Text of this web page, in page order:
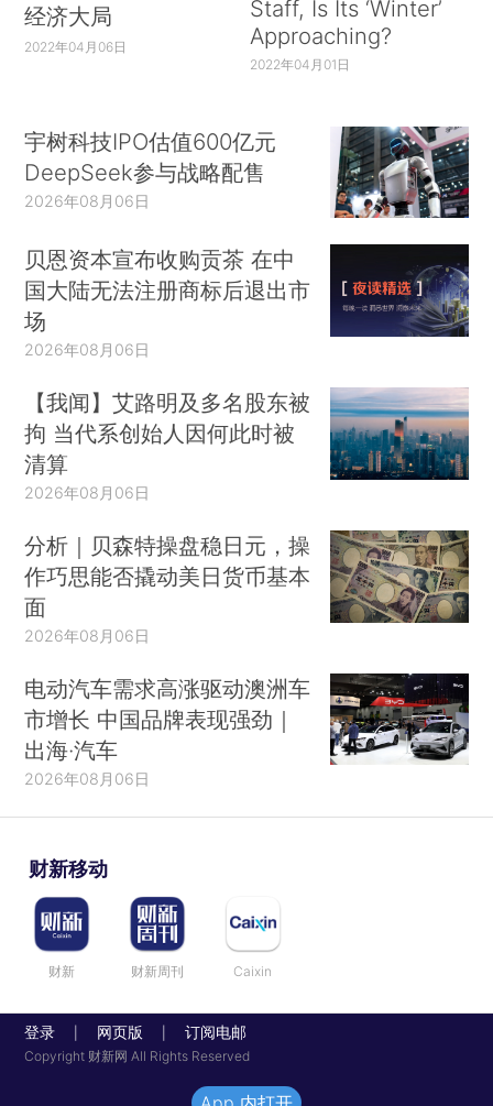
经济大局
2022年04月06日
Staff, Is Its ‘Winter’
Approaching?
2022年04月01日
宇树科技IPO估值600亿元
DeepSeek参与战略配售
2026年08月06日
贝恩资本宣布收购贡茶 在中
国大陆无法注册商标后退出市
场
2026年08月06日
【我闻】艾路明及多名股东被
拘 当代系创始人因何此时被
清算
2026年08月06日
分析｜贝森特操盘稳日元，操
作巧思能否撬动美日货币基本
面
2026年08月06日
电动汽车需求高涨驱动澳洲车
市增长 中国品牌表现强劲｜
出海·汽车
2026年08月06日
财新移动
财新 财新周刊 Caixin
登录 网页版 订阅电邮
Copyright 财新网 All Rights Reserved